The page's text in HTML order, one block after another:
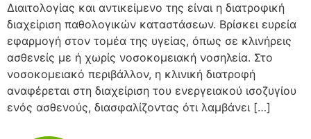
Διαιτολογίας και αντικείμενο της είναι η διατροφική
διαχείριση παθολογικών καταστάσεων. Βρίσκει ευρεία
εφαρμογή στον τομέα της υγείας, όπως σε κλινήρεις
ασθενείς με ή χωρίς νοσοκομειακή νοσηλεία. Στο
νοσοκομειακό περιβάλλον, η κλινική διατροφή
αναφέρεται στη διαχείριση του ενεργειακού ισοζυγίου
ενός ασθενούς, διασφαλίζοντας ότι λαμβάνει […]